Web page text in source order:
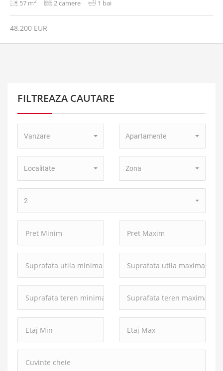
57 m2 2 camere 1 bai
48.200 EUR
FILTREAZA CAUTARE
Tranzactie:
Vanzare
Proprietate:
Apartamente
Localitate Zona
camere:
2
Minim:
Maxim:
utila
minima:
utila
maxima:
teren
minima:
teren
maxima:
cheie: